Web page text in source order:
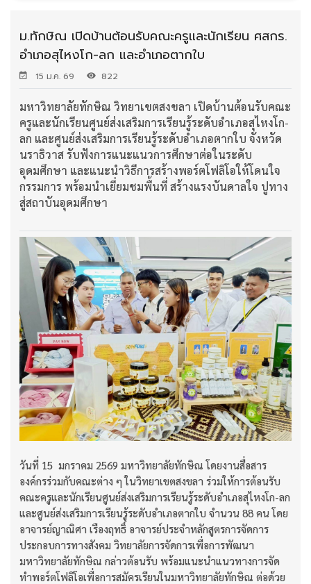
ม.ทักษิณ เปิดบ้านต้อนรับคณะครูและนักเรียน ศสกร.
อำเภอสุไหงโก-ลก และอำเภอตากใบ
15 ม.ค. 69 822
มหาวิทยาลัยทักษิณ วิทยาเขตสงขลา เปิดบ้านต้อนรับคณะ
ครูและนักเรียนศูนย์ส่งเสริมการเรียนรู้ระดับอำเภอสุไหงโก-
ลก และศูนย์ส่งเสริมการเรียนรู้ระดับอำเภอตากใบ จังหวัด
นราธิวาส รับฟังการแนะแนวการศึกษาต่อในระดับ
อุดมศึกษา และแนะนำวิธีการสร้างพอร์ตโฟลิโอให้โดนใจ
กรรมการ พร้อมนำเยี่ยมชมพื้นที่ สร้างแรงบันดาลใจ ปูทาง
สู่สถาบันอุดมศึกษา
วันที่ 15 มกราคม 2569 มหาวิทยาลัยทักษิณ โดยงานสื่อสาร
องค์กรร่วมกับคณะต่าง ๆ ในวิทยาเขตสงขลา ร่วมให้การต้อนรับ
คณะครูและนักเรียนศูนย์ส่งเสริมการเรียนรู้ระดับอำเภอสุไหงโก-ลก
และศูนย์ส่งเสริมการเรียนรู้ระดับอำเภอตากใบ จำนวน 88 คน โดย
อาจารย์ญาณิศา เรืองฤทธิ์ อาจารย์ประจำหลักสูตรการจัดการ
ประกอบการทางสังคม วิทยาลัยการจัดการเพื่อการพัฒนา
มหาวิทยาลัยทักษิณ กล่าวต้อนรับ พร้อมแนะนำแนวทางการจัด
ทำพอร์ตโฟลิโอเพื่อการสมัครเรียนในมหาวิทยาลัยทักษิณ ต่อด้วย